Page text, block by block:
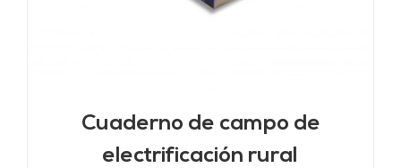
Cuaderno de campo de
electrificación rural